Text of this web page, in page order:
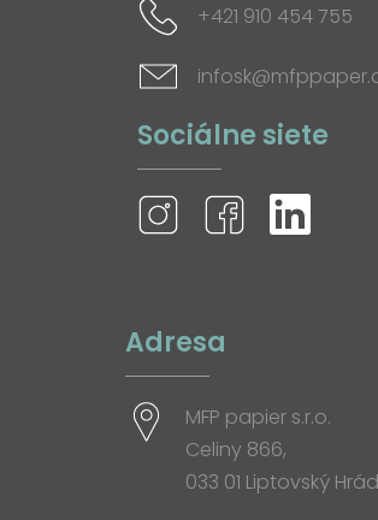
+421 910 454 755
Sociálne siete
Adresa
MFP papier s.r.o.
Celiny 866,
033 01 Liptovský